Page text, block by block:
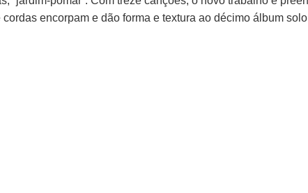
encorpam e dão forma e textura ao décimo álbum